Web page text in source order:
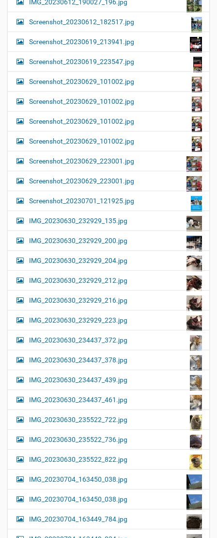
IMG_20230612_190027_196.jpg
Screenshot_20230612_182517.jpg
Screenshot_20230619_213941.jpg
Screenshot_20230619_223547.jpg
Screenshot_20230629_101002.jpg
Screenshot_20230629_101002.jpg
Screenshot_20230629_101002.jpg
Screenshot_20230629_101002.jpg
Screenshot_20230629_223001.jpg
Screenshot_20230629_223001.jpg
Screenshot_20230701_121925.jpg
IMG_20230630_232929_135.jpg
IMG_20230630_232929_200.jpg
IMG_20230630_232929_204.jpg
IMG_20230630_232929_212.jpg
IMG_20230630_232929_216.jpg
IMG_20230630_232929_223.jpg
IMG_20230630_234437_372.jpg
IMG_20230630_234437_378.jpg
IMG_20230630_234437_439.jpg
IMG_20230630_234437_461.jpg
IMG_20230630_235522_722.jpg
IMG_20230630_235522_736.jpg
IMG_20230630_235522_822.jpg
IMG_20230704_163450_038.jpg
IMG_20230704_163450_038.jpg
IMG_20230704_163449_784.jpg